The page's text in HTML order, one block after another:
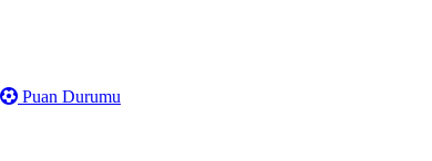
Puan Durumu